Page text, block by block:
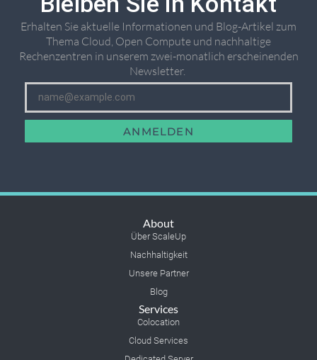
Erhalten Sie aktuelle Informationen und Blog-Artikel zum
Thema Cloud, Open Compute und nachhaltige
Rechenzentren in unserem zwei-monatlich erscheinenden
Newsletter. ​
ANMELDEN
About
Über ScaleUp
Nachhaltigkeit
Unsere Partner
Blog
Services
Colocation
Cloud Services